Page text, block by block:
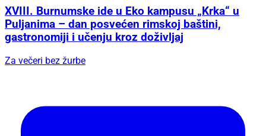
XVIII. Burnumske ide u Eko kampusu „Krka“ u
Puljanima – dan posvećen rimskoj baštini,
gastronomiji i učenju kroz doživljaj
Za večeri bez žurbe